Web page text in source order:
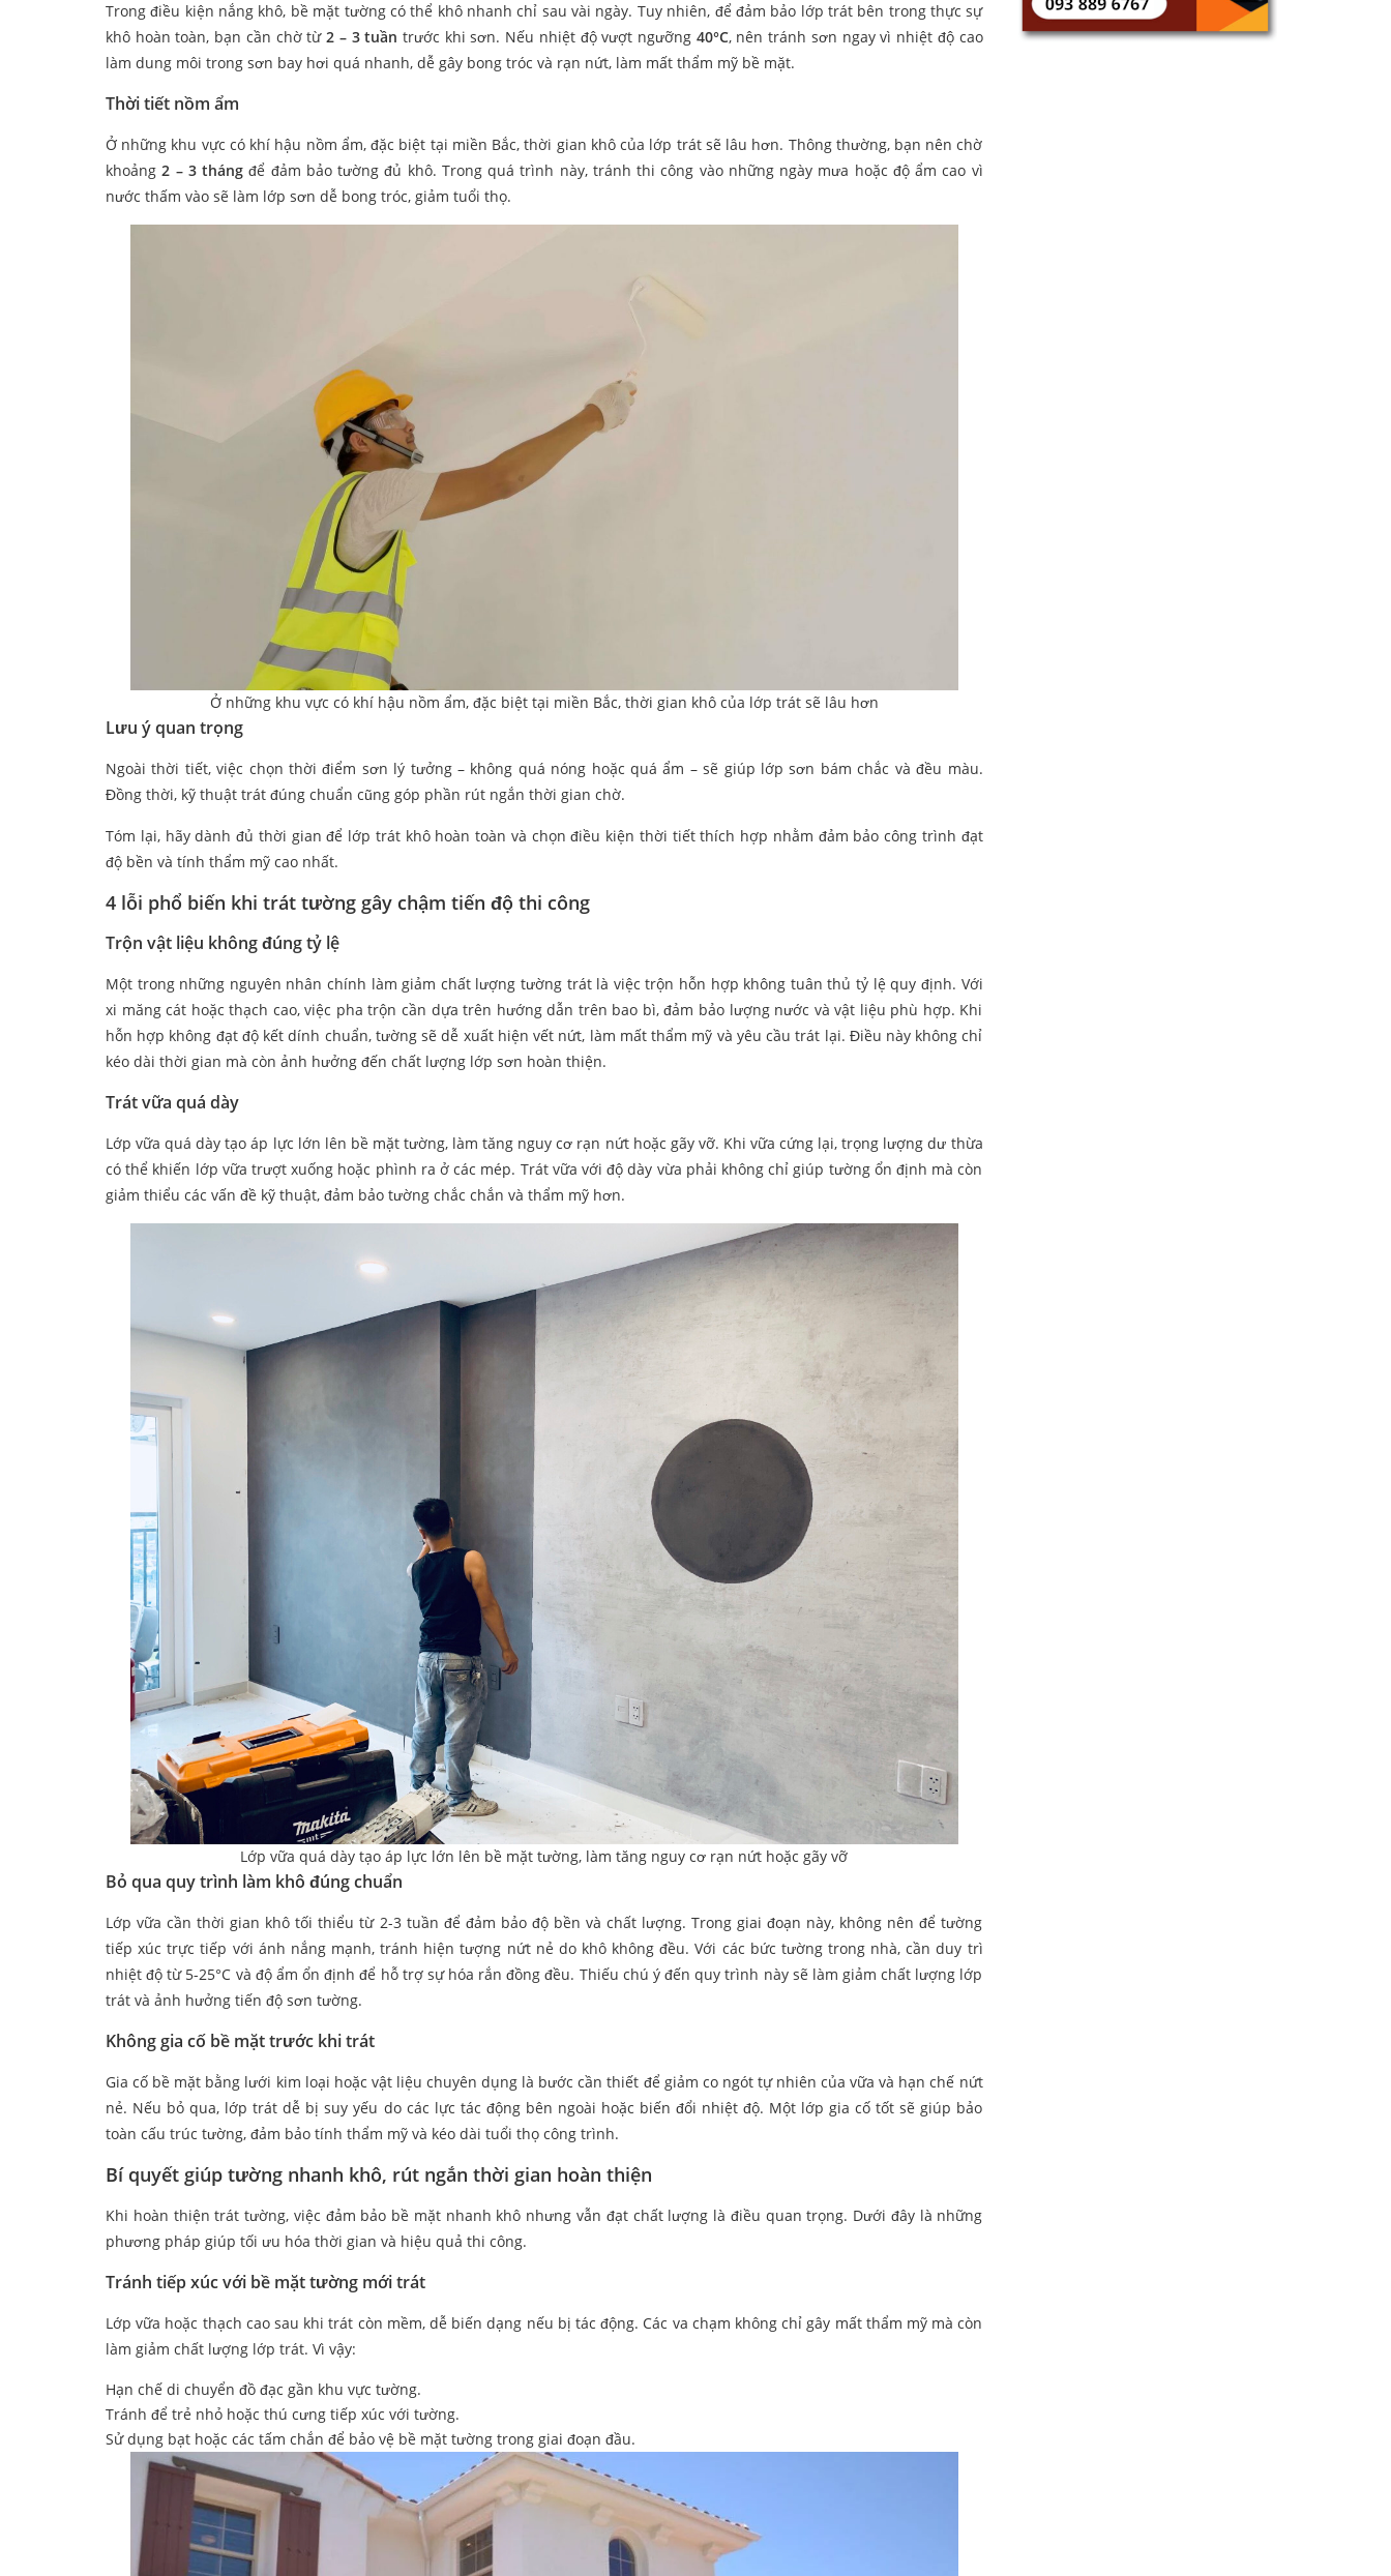
Trong điều kiện nắng khô, bề mặt tường có thể khô nhanh chỉ sau vài ngày. Tuy nhiên, để đảm bảo lớp trát bên trong thực sự
khô hoàn toàn, bạn cần chờ từ2 – 3 tuần trước khi sơn. Nếu nhiệt độ vượt ngưỡng 40°C, nên tránh sơn ngay vì nhiệt độ cao
làm dung môi trong sơn bay hơi quá nhanh, dễ gây bong tróc và rạn nứt, làm mất thẩm mỹ bề mặt.
Thời tiết nồm ẩm
Ở những khu vực có khí hậu nồm ẩm, đặc biệt tại miền Bắc, thời gian khô của lớp trát sẽ lâu hơn. Thông thường, bạn nên chờ
khoảng2 – 3 tháng để đảm bảo tường đủ khô. Trong quá trình này, tránh thi công vào những ngày mưa hoặc độ ẩm cao vì
nước thấm vào sẽ làm lớp sơn dễ bong tróc, giảm tuổi thọ.
Ở những khu vực có khí hậu nồm ẩm, đặc biệt tại miền Bắc, thời gian khô của lớp trát sẽ lâu hơn
Lưu ý quan trọng
Ngoài thời tiết, việc chọn thời điểm sơn lý tưởng – không quá nóng hoặc quá ẩm – sẽ giúp lớp sơn bám chắc và đều màu.
Đồng thời, kỹ thuật trát đúng chuẩn cũng góp phần rút ngắn thời gian chờ.
Tóm lại, hãy dành đủ thời gian để lớp trát khô hoàn toàn và chọn điều kiện thời tiết thích hợp nhằm đảm bảo công trình đạt
độ bền và tính thẩm mỹ cao nhất.
4 lỗi phổ biến khi trát tường gây chậm tiến độ thi công
Trộn vật liệu không đúng tỷ lệ
Một trong những nguyên nhân chính làm giảm chất lượng tường trát là việc trộn hỗn hợp không tuân thủ tỷ lệ quy định. Với
xi măng cát hoặc thạch cao, việc pha trộn cần dựa trên hướng dẫn trên bao bì, đảm bảo lượng nước và vật liệu phù hợp. Khi
hỗn hợp không đạt độ kết dính chuẩn, tường sẽ dễ xuất hiện vết nứt, làm mất thẩm mỹ và yêu cầu trát lại. Điều này không chỉ
kéo dài thời gian mà còn ảnh hưởng đến chất lượng lớp sơn hoàn thiện.
Trát vữa quá dày
Lớp vữa quá dày tạo áp lực lớn lên bề mặt tường, làm tăng nguy cơ rạn nứt hoặc gãy vỡ. Khi vữa cứng lại, trọng lượng dư thừa
có thể khiến lớp vữa trượt xuống hoặc phình ra ở các mép. Trát vữa với độ dày vừa phải không chỉ giúp tường ổn định mà còn
giảm thiểu các vấn đề kỹ thuật, đảm bảo tường chắc chắn và thẩm mỹ hơn.
Lớp vữa quá dày tạo áp lực lớn lên bề mặt tường, làm tăng nguy cơ rạn nứt hoặc gãy vỡ
Bỏ qua quy trình làm khô đúng chuẩn
Lớp vữa cần thời gian khô tối thiểu từ 2-3 tuần để đảm bảo độ bền và chất lượng. Trong giai đoạn này, không nên để tường
tiếp xúc trực tiếp với ánh nắng mạnh, tránh hiện tượng nứt nẻ do khô không đều. Với các bức tường trong nhà, cần duy trì
nhiệt độ từ 5-25°C và độ ẩm ổn định để hỗ trợ sự hóa rắn đồng đều. Thiếu chú ý đến quy trình này sẽ làm giảm chất lượng lớp
trát và ảnh hưởng tiến độ sơn tường.
Không gia cố bề mặt trước khi trát
Gia cố bề mặt bằng lưới kim loại hoặc vật liệu chuyên dụng là bước cần thiết để giảm co ngót tự nhiên của vữa và hạn chế nứt
nẻ. Nếu bỏ qua, lớp trát dễ bị suy yếu do các lực tác động bên ngoài hoặc biến đổi nhiệt độ. Một lớp gia cố tốt sẽ giúp bảo
toàn cấu trúc tường, đảm bảo tính thẩm mỹ và kéo dài tuổi thọ công trình.
Bí quyết giúp tường nhanh khô, rút ngắn thời gian hoàn thiện
Khi hoàn thiện trát tường, việc đảm bảo bề mặt nhanh khô nhưng vẫn đạt chất lượng là điều quan trọng. Dưới đây là những
phương pháp giúp tối ưu hóa thời gian và hiệu quả thi công.
Tránh tiếp xúc với bề mặt tường mới trát
Lớp vữa hoặc thạch cao sau khi trát còn mềm, dễ biến dạng nếu bị tác động. Các va chạm không chỉ gây mất thẩm mỹ mà còn
làm giảm chất lượng lớp trát. Vì vậy:
Hạn chế di chuyển đồ đạc gần khu vực tường.
Tránh để trẻ nhỏ hoặc thú cưng tiếp xúc với tường.
Sử dụng bạt hoặc các tấm chắn để bảo vệ bề mặt tường trong giai đoạn đầu.